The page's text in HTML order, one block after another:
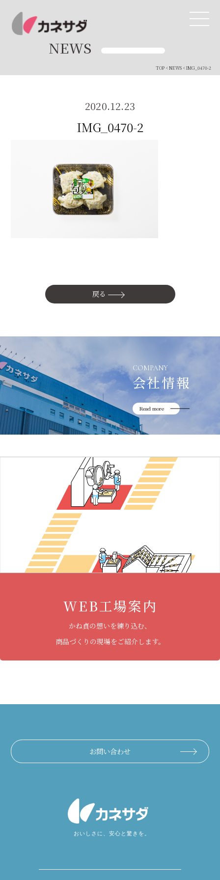
TOP
生産体制
美味しい安心
品質管理
直営店
リニューアル中
NEWS
TOP<NEWS< IMG_0470-2
2020.12.23
IMG_0470-2
戻る
COMPANY
会社情報
Read more
WEB工場案内
かね貞の想いを練り込む、
商品づくりの現場をご紹介します。
お問い合わせ